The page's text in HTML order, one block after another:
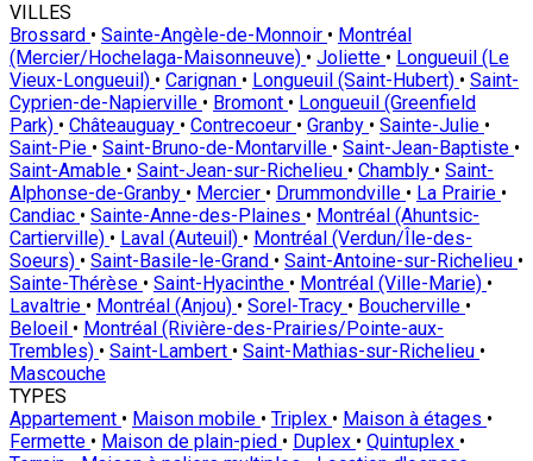
VILLES
Brossard • Sainte-Angèle-de-Monnoir • Montréal
(Mercier/Hochelaga-Maisonneuve) • Joliette • Longueuil (Le
Vieux-Longueuil) • Carignan • Longueuil (Saint-Hubert) • Saint-
Cyprien-de-Napierville • Bromont • Longueuil (Greenfield
Park) • Châteauguay • Contrecoeur • Granby • Sainte-Julie •
Saint-Pie • Saint-Bruno-de-Montarville • Saint-Jean-Baptiste •
Saint-Amable • Saint-Jean-sur-Richelieu • Chambly • Saint-
Alphonse-de-Granby • Mercier • Drummondville • La Prairie •
Candiac • Sainte-Anne-des-Plaines • Montréal (Ahuntsic-
Cartierville) • Laval (Auteuil) • Montréal (Verdun/Île-des-
Soeurs) • Saint-Basile-le-Grand • Saint-Antoine-sur-Richelieu •
Sainte-Thérèse • Saint-Hyacinthe • Montréal (Ville-Marie) •
Lavaltrie • Montréal (Anjou) • Sorel-Tracy • Boucherville •
Beloeil • Montréal (Rivière-des-Prairies/Pointe-aux-
Trembles) • Saint-Lambert • Saint-Mathias-sur-Richelieu •
Mascouche
TYPES
Appartement • Maison mobile • Triplex • Maison à étages •
Fermette • Maison de plain-pied • Duplex • Quintuplex •